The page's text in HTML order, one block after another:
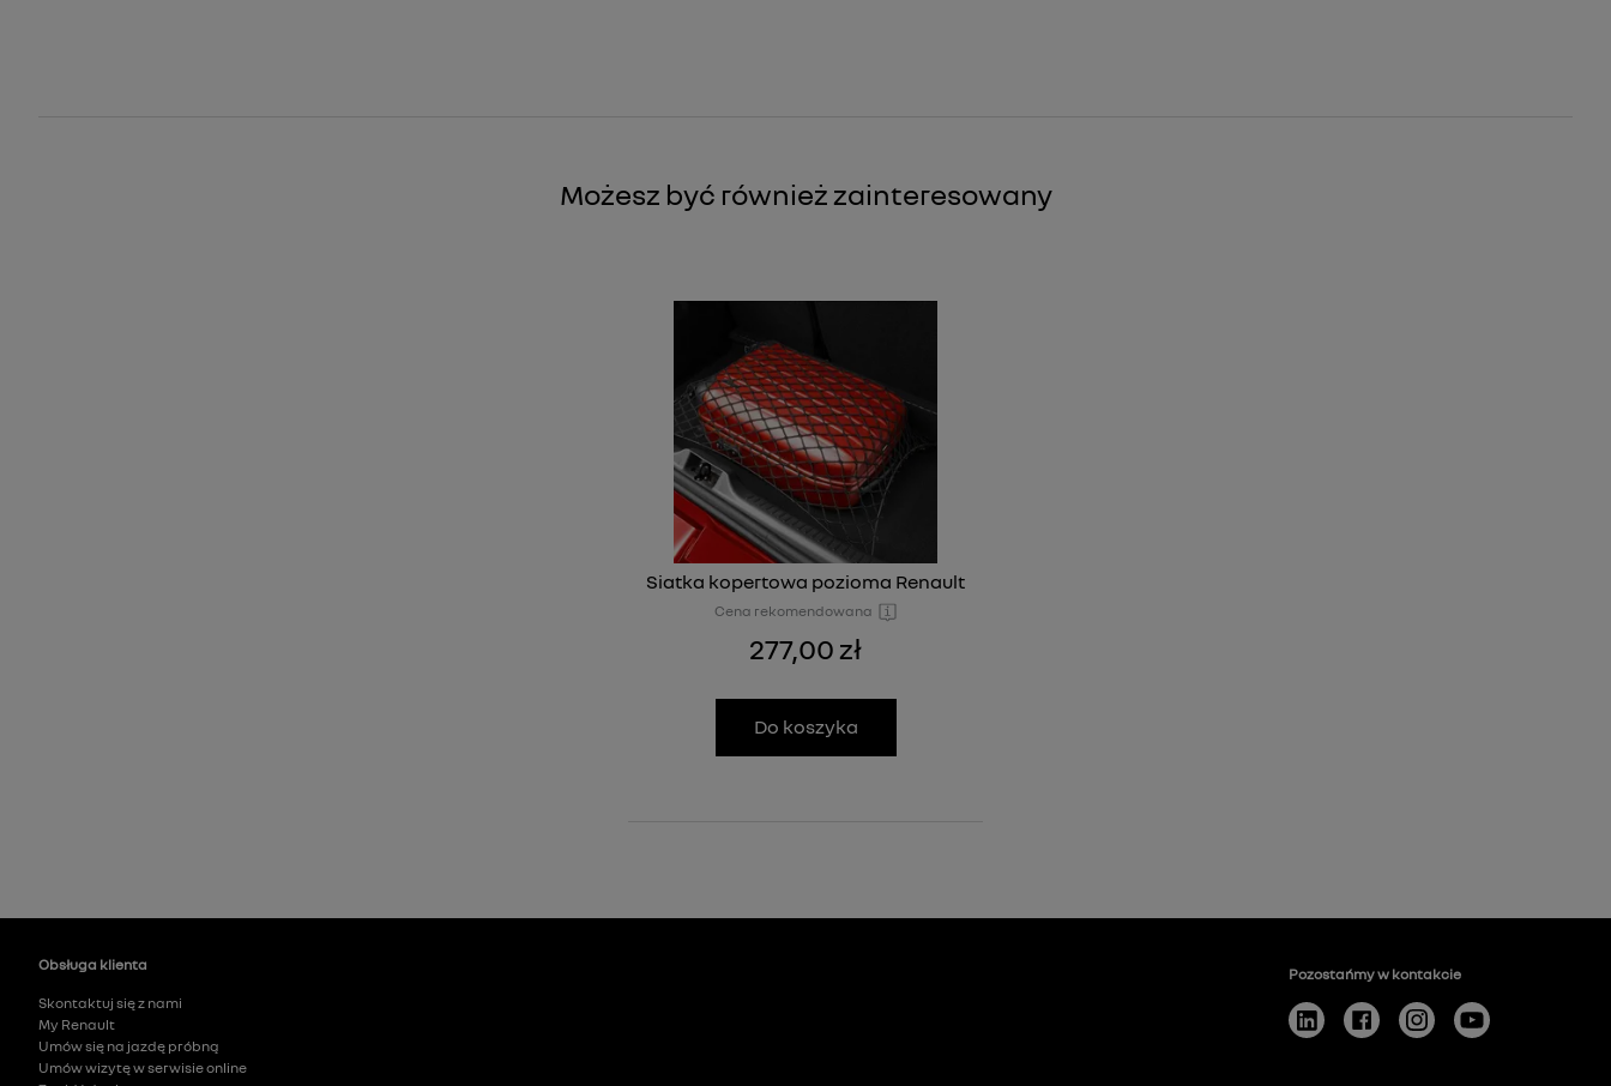
Możesz być również zainteresowany
Siatka kopertowa pozioma Renault
Cena rekomendowana
277,00 zł
Do koszyka
Obsługa klienta
Skontaktuj się z nami
My Renault
Umów się na jazdę próbną
Umów wizytę w serwisie online
Pozostańmy w kontakcie